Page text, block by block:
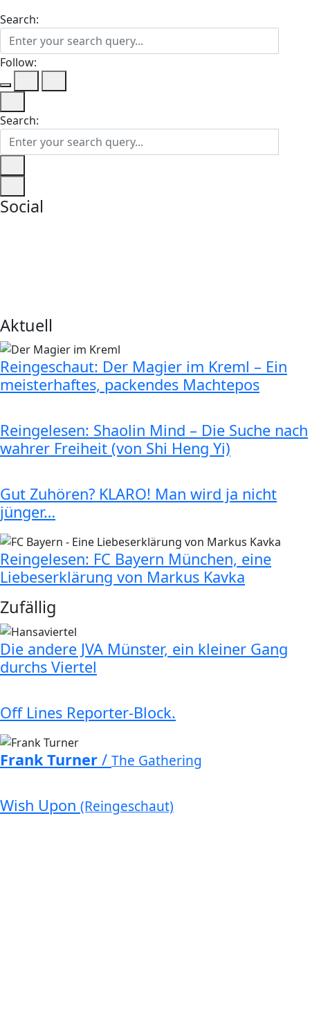
Search:
Follow:
Search:
Social
Aktuell
Reingeschaut: Der Magier im Kreml – Ein
meisterhaftes, packendes Machtepos
Reingelesen: Shaolin Mind – Die Suche nach
wahrer Freiheit (von Shi Heng Yi)
Gut Zuhören? KLARO! Man wird ja nicht
jünger…
Reingelesen: FC Bayern München, eine
Liebeserklärung von Markus Kavka
Zufällig
Die andere JVA Münster, ein kleiner Gang
durchs Viertel
Off Lines Reporter-Block.
Frank Turner / The Gathering
Wish Upon (Reingeschaut)